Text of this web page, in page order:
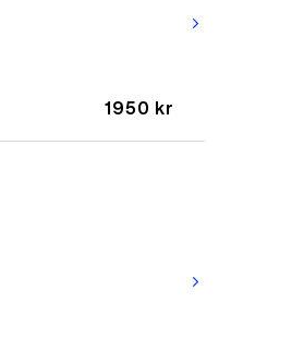
1950 kr
arrow_forward_ios
arrow_forward_ios